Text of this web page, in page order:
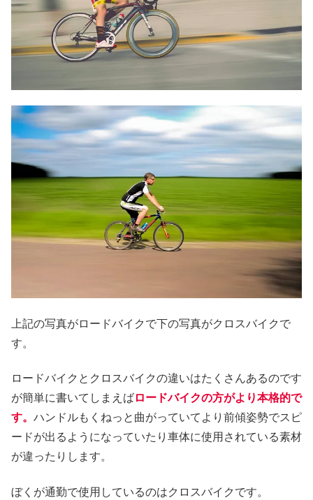
上記の写真がロードバイクで下の写真がクロスバイクで
す。
ロードバイクとクロスバイクの違いはたくさんあるのです
が簡単に書いてしまえばロードバイクの方がより本格的で
す。 ハンドルもくねっと曲がっていてより前傾姿勢でスピ
ードが出るようになっていたり車体に使用されている素材
が違ったりします。
ぼくが通勤で使用しているのはクロスバイクです。